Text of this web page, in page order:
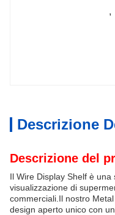
,
Descrizione
Descrizione del
Il Wire Display Shelf è
visualizzazione di
commerciali.Il nostro
design aperto unico con